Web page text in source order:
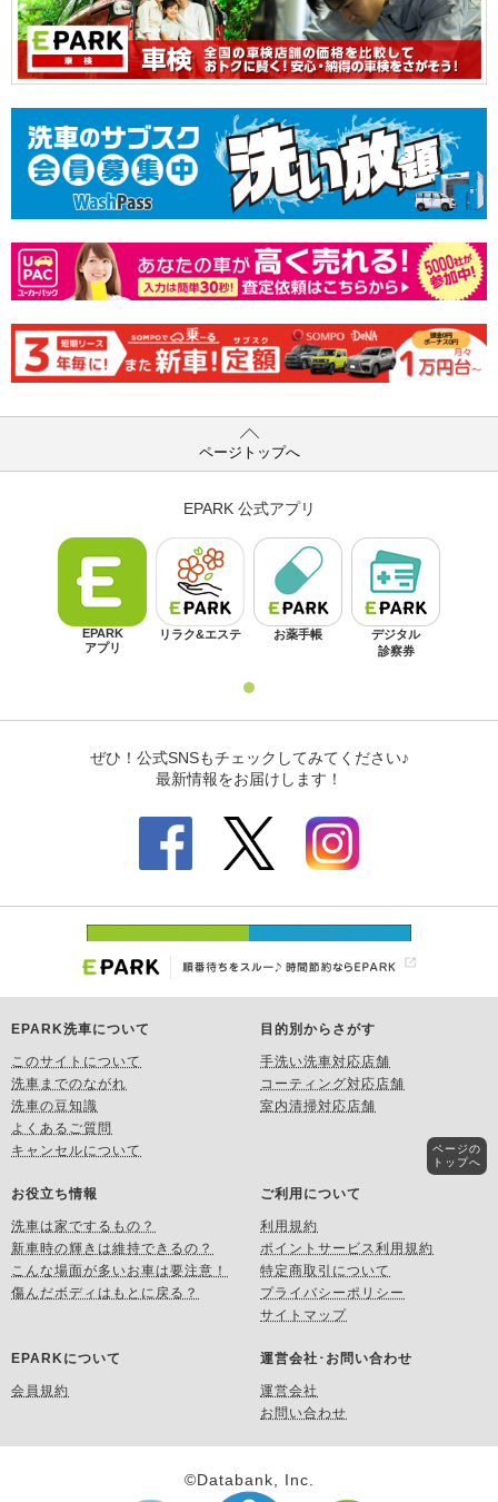
ページトップへ
EPARK洗車について
このサイトについて
洗車までのながれ
洗車の豆知識
よくあるご質問
キャンセルについて
目的別からさがす
手洗い洗車対応店舗
コーティング対応店舗
室内清掃対応店舗
お役立ち情報
洗車は家でするもの？
新車時の輝きは維持できるの？
こんな場面が多いお車は要注意！
傷んだボディはもとに戻る？
ご利用について
利用規約
ポイントサービス利用規約
特定商取引について
プライバシーポリシー
サイトマップ
EPARKについて
会員規約
運営会社･お問い合わせ
運営会社
お問い合わせ
©Databank, Inc.
ページの
トップへ